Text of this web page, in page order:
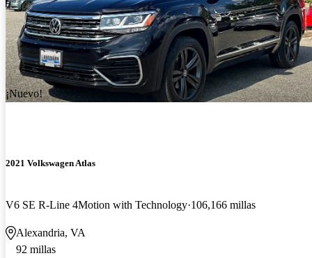
¡Nuevo!
2021 Volkswagen Atlas
V6 SE R-Line 4Motion with Technology 106,166 millas
Alexandria, VA
92 millas